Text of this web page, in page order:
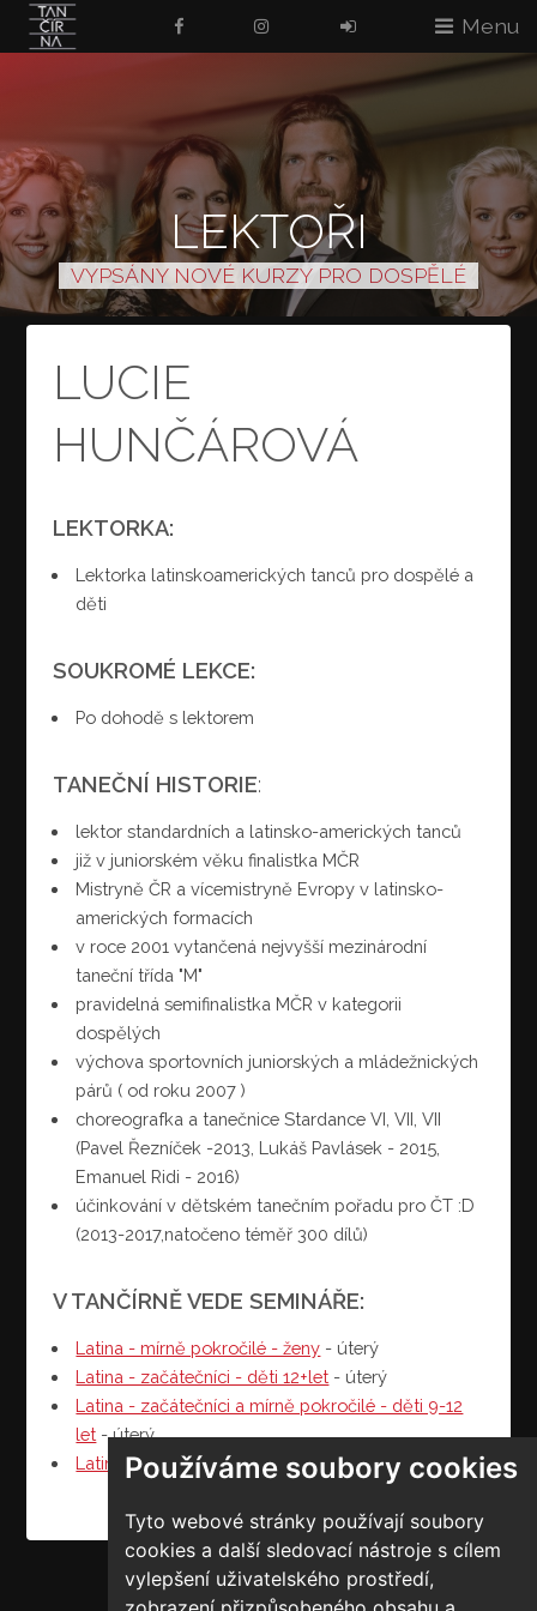
Používáme soubory cookies
Tyto webové stránky používají soubory
cookies a další sledovací nástroje s cílem
vylepšení uživatelského prostředí,
Menu
LEKTOŘI
VYPSÁNY NOVÉ KURZY PRO DOSPĚLÉ
LUCIE
HUNČÁROVÁ
LEKTORKA:
Lektorka latinskoamerických tanců pro dospělé a
děti
SOUKROMÉ LEKCE:
Po dohodě s lektorem
TANEČNÍ HISTORIE:
lektor standardních a latinsko-amerických tanců
již v juniorském věku finalistka MČR
Mistryně ČR a vícemistryně Evropy v latinsko-
amerických formacích
v roce 2001 vytančená nejvyšší mezinárodní
taneční třída "M"
pravidelná semifinalistka MČR v kategorii
dospělých
výchova sportovních juniorských a mládežnických
párů ( od roku 2007 )
choreografka a tanečnice Stardance VI, VII, VII
(Pavel Řezníček -2013, Lukáš Pavlásek - 2015,
Emanuel Ridi - 2016)
účinkování v dětském tanečním pořadu pro ČT :D
(2013-2017,natočeno téměř 300 dílů)
V TANČÍRNĚ VEDE SEMINÁŘE:
Latina - mírně pokročilé - ženy - úterý
Latina - začátečníci - děti 12+let - úterý
Latina - začátečníci a mírně pokročilé - děti 9-12
let - úterý
Latina - ženy (Open Class) - úterý